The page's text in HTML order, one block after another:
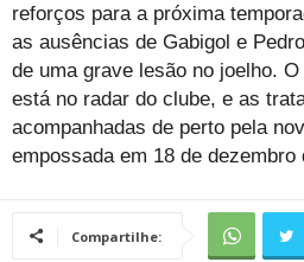
reforços para a próxima
as ausências de Gabigol e
de uma grave lesão no joelho.
está no radar do clube, e as
acompanhadas de perto pela
empossada em 18 de dezembro
Compartilhe: